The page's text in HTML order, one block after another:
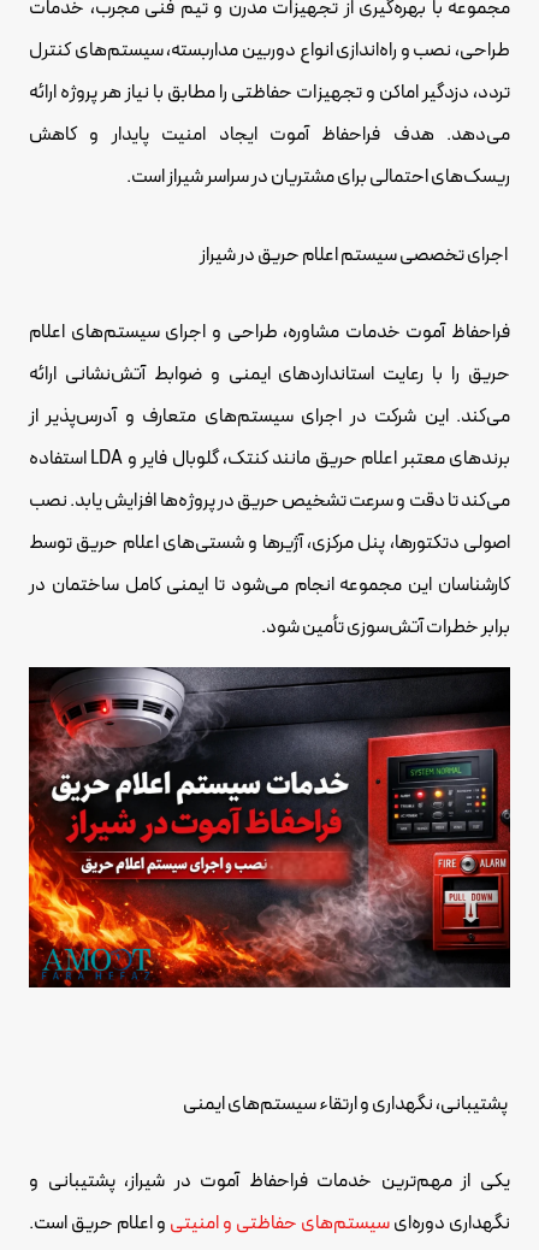
مجموعه با بهره‌گیری از تجهیزات مدرن و تیم فنی مجرب، خدمات
طراحی، نصب و راه‌اندازی انواع دوربین مداربسته، سیستم‌های کنترل
تردد، دزدگیر اماکن و تجهیزات حفاظتی را مطابق با نیاز هر پروژه ارائه
می‌دهد. هدف فراحفاظ آموت ایجاد امنیت پایدار و کاهش
ریسک‌های احتمالی برای مشتریان در سراسر شیراز است.
اجرای تخصصی سیستم اعلام حریق در شیراز
فراحفاظ آموت خدمات مشاوره، طراحی و اجرای سیستم‌های اعلام
حریق را با رعایت استانداردهای ایمنی و ضوابط آتش‌نشانی ارائه
می‌کند. این شرکت در اجرای سیستم‌های متعارف و آدرس‌پذیر از
برندهای معتبر اعلام حریق مانند کنتک، گلوبال فایر و LDA استفاده
می‌کند تا دقت و سرعت تشخیص حریق در پروژه‌ها افزایش یابد. نصب
اصولی دتکتورها، پنل مرکزی، آژیرها و شستی‌های اعلام حریق توسط
کارشناسان این مجموعه انجام می‌شود تا ایمنی کامل ساختمان در
برابر خطرات آتش‌سوزی تأمین شود.
پشتیبانی، نگهداری و ارتقاء سیستم‌های ایمنی
یکی از مهم‌ترین خدمات فراحفاظ آموت در شیراز، پشتیبانی و
نگهداری دوره‌ایسیستم‌های حفاظتی و امنیتی و اعلام حریق است.